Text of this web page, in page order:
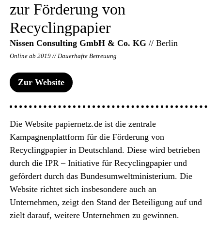
zur Förderung von
Recyclingpapier
Nissen Consulting GmbH & Co. KG // Berlin
Online ab 2019 // Dauerhafte Betreuung
Zur Website
Die Website papiernetz.de ist die zentrale
Kampagnenplattform für die Förderung von
Recyclingpapier in Deutschland. Diese wird betrieben
durch die IPR – Initiative für Recyclingpapier und
gefördert durch das Bundesumweltministerium. Die
Website richtet sich insbesondere auch an
Unternehmen, zeigt den Stand der Beteiligung auf und
zielt darauf, weitere Unternehmen zu gewinnen.